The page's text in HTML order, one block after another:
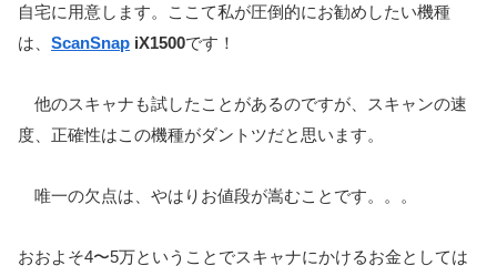
自宅に用意します。ここて私が圧倒的にお勧めしたい機種
は、 ScanSnap iX1500です！
他のスキャナも試したことがあるのですが、スキャンの速
度、正確性はこの機種がダントツだと思います。
唯一の欠点は、やはりお値段が嵩むことです。。。
おおよそ4〜5万ということでスキャナにかけるお金としては